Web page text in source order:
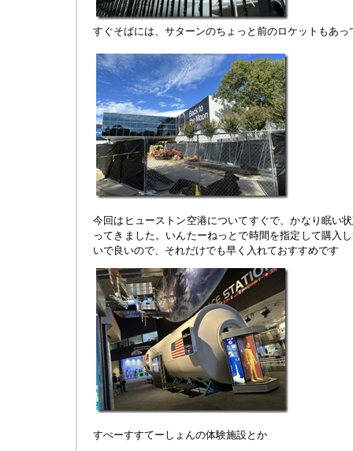
すぐそばには、サターンのちょっと前のロケットもあっ
今回はヒューストン空港についてすぐで、かなり眠い
ってきました。いんたーねっとで時間を指定して購入
いで良いので、それだけでも早く入れておすすめです
すぺーすすてーしょんの体験施設とか